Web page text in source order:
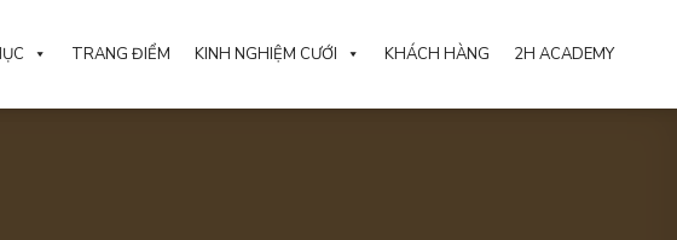
TRANG ĐIỂM KINH NGHIỆM CƯỚI KHÁCH HÀNG 2H ACADEMY